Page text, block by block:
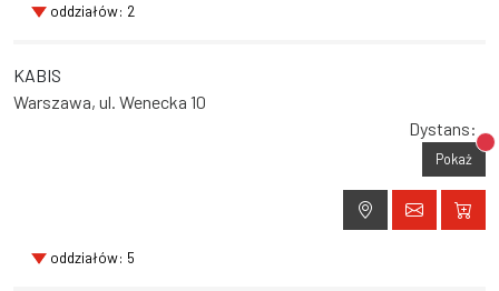
oddziałów: 2
KABIS
Warszawa, ul. Wenecka 10
Dystans:
Pokaż
oddziałów: 5